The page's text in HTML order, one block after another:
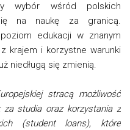
wybór wśród polskich
na naukę za granicą.
edukacji w znanym
krajem i korzystne warunki
niedługą się zmienią.
stracą możliwość
za studia oraz korzystania z
(student loans), które